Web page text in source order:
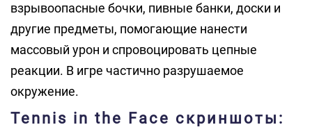
взрывоопасные бочки, пивные банки, доски и
другие предметы, помогающие нанести
массовый урон и спровоцировать цепные
реакции. В игре частично разрушаемое
окружение.
Tennis in the Face скриншоты: